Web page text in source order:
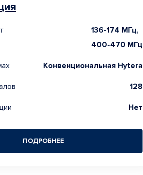
136-174 МГц,
400-470 МГц
Конвенциональная Hytera
128
Нет
ПОДРОБНЕЕ